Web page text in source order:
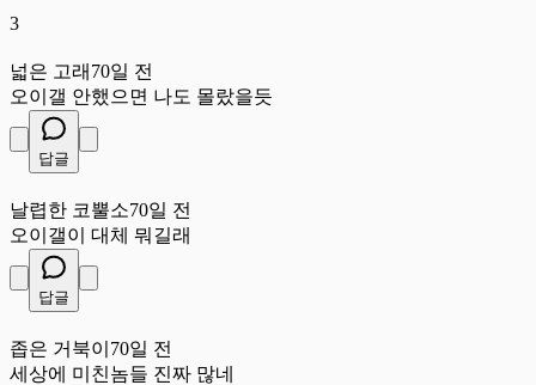
3
넓은 고래 70일 전
오이갤 안했으면 나도 몰랐을듯
답글
날렵한 코뿔소70일 전
오이갤이 대체 뭐길래
답글
좁은 거북이 70일 전
세상에 미친놈들 진짜 많네